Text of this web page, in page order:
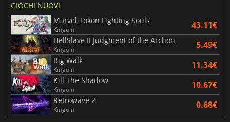
GIOCHI NUOVI
Marvel Tokon Fighting Souls
Kinguin 43.11€
HellSlave II Judgment of the Archon
Kinguin 5.49€
Big Walk
Kinguin 11.34€
Kill The Shadow
Kinguin 10.67€
Retrowave 2
Kinguin 0.68€